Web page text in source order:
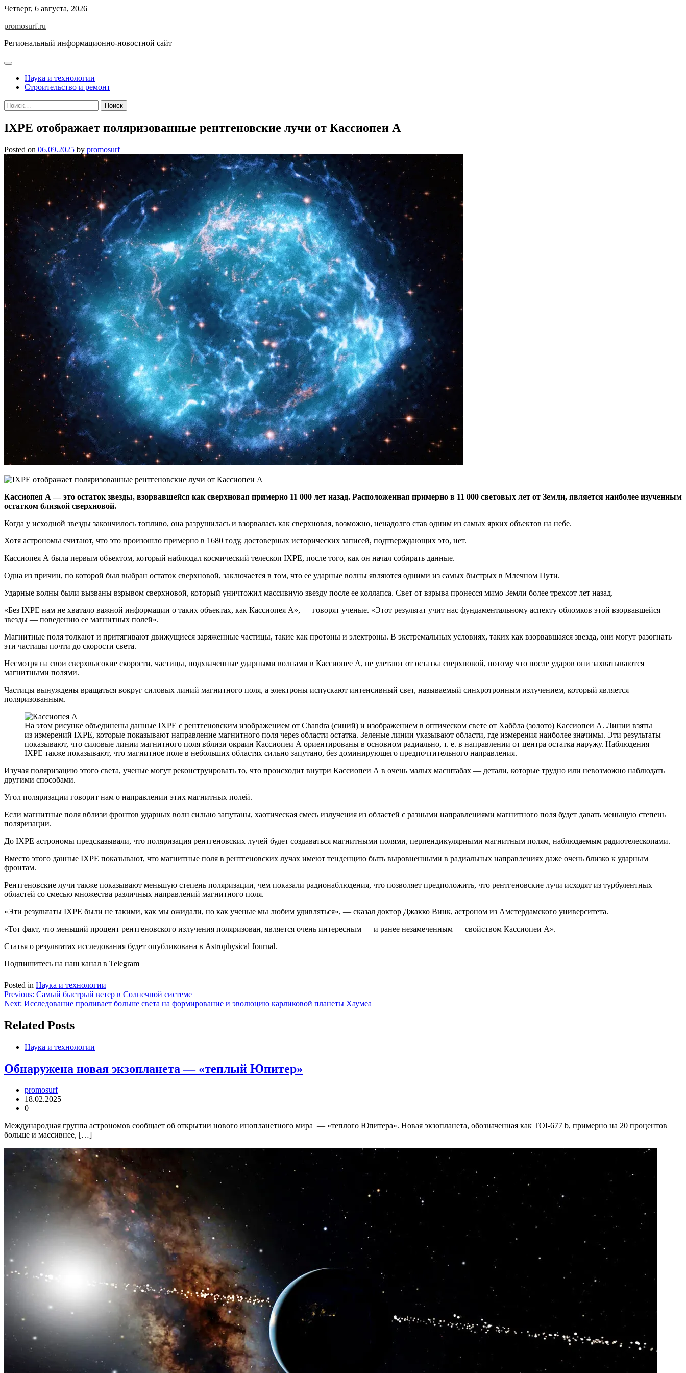
Skip
content
Четверг, 6 августа, 2026
promosurf.ru
Региональный информационно-новостной сайт
Наука и технологии
Строительство и ремонт
Найти:
IXPE отображает поляризованные рентгеновские лучи от Кассиопеи А
Posted on 06.09.2025 by promosurf
Кассиопея А — это остаток звезды, взорвавшейся как сверхновая примерно 11 000 лет назад. Расположенная примерно в 11 000 световых лет от Земли, является наиболее изученным
остатком близкой сверхновой.
Когда у исходной звезды закончилось топливо, она разрушилась и взорвалась как сверхновая, возможно, ненадолго став одним из самых ярких объектов на небе.
Хотя астрономы считают, что это произошло примерно в 1680 году, достоверных исторических записей, подтверждающих это, нет.
Кассиопея А была первым объектом, который наблюдал космический телескоп IXPE, после того, как он начал собирать данные.
Одна из причин, по которой был выбран остаток сверхновой, заключается в том, что ее ударные волны являются одними из самых быстрых в Млечном Пути.
Ударные волны были вызваны взрывом сверхновой, который уничтожил массивную звезду после ее коллапса. Свет от взрыва пронесся мимо Земли более трехсот лет назад.
«Без IXPE нам не хватало важной информации о таких объектах, как Кассиопея А», — говорят ученые. «Этот результат учит нас фундаментальному аспекту обломков этой взорвавшейся
звезды — поведению ее магнитных полей».
Магнитные поля толкают и притягивают движущиеся заряженные частицы, такие как протоны и электроны. В экстремальных условиях, таких как взорвавшаяся звезда, они могут разогнать
эти частицы почти до скорости света.
Несмотря на свои сверхвысокие скорости, частицы, подхваченные ударными волнами в Кассиопее А, не улетают от остатка сверхновой, потому что после ударов они захватываются
магнитными полями.
Частицы вынуждены вращаться вокруг силовых линий магнитного поля, а электроны испускают интенсивный свет, называемый синхротронным излучением, который является
поляризованным.
На этом рисунке объединены данные IXPE с рентгеновским изображением от Chandra (синий) и изображением в оптическом свете от Хаббла (золото) Кассиопеи A. Линии взяты
из измерений IXPE, которые показывают направление магнитного поля через области остатка. Зеленые линии указывают области, где измерения наиболее значимы. Эти результаты
показывают, что силовые линии магнитного поля вблизи окраин Кассиопеи А ориентированы в основном радиально, т. е. в направлении от центра остатка наружу. Наблюдения
IXPE также показывают, что магнитное поле в небольших областях сильно запутано, без доминирующего предпочтительного направления.
Изучая поляризацию этого света, ученые могут реконструировать то, что происходит внутри Кассиопеи А в очень малых масштабах — детали, которые трудно или невозможно наблюдать
другими способами.
Угол поляризации говорит нам о направлении этих магнитных полей.
Если магнитные поля вблизи фронтов ударных волн сильно запутаны, хаотическая смесь излучения из областей с разными направлениями магнитного поля будет давать меньшую степень
поляризации.
До IXPE астрономы предсказывали, что поляризация рентгеновских лучей будет создаваться магнитными полями, перпендикулярными магнитным полям, наблюдаемым радиотелескопами.
Вместо этого данные IXPE показывают, что магнитные поля в рентгеновских лучах имеют тенденцию быть выровненными в радиальных направлениях даже очень близко к ударным
фронтам.
Рентгеновские лучи также показывают меньшую степень поляризации, чем показали радионаблюдения, что позволяет предположить, что рентгеновские лучи исходят из турбулентных
областей со смесью множества различных направлений магнитного поля.
«Эти результаты IXPE были не такими, как мы ожидали, но как ученые мы любим удивляться», — сказал доктор Джакко Винк, астроном из Амстердамского университета.
«Тот факт, что меньший процент рентгеновского излучения поляризован, является очень интересным — и ранее незамеченным — свойством Кассиопеи А».
Статья о результатах исследования будет опубликована в Astrophysical Journal.
Подпишитесь на наш канал в Telegram
Posted in Наука и технологии
Навигация
по
записям
Previous: Самый быстрый ветер в Солнечной системе
Next: Исследование проливает больше света на формирование и эволюцию карликовой планеты Хаумеа
Related Posts
Наука и технологии
Обнаружена новая экзопланета — «теплый Юпитер»
promosurf
18.02.2025
0
Международная группа астрономов сообщает об открытии нового инопланетного мира — «теплого Юпитера». Новая экзопланета, обозначенная как TOI-677 b, примерно на 20 процентов
больше и массивнее, […]